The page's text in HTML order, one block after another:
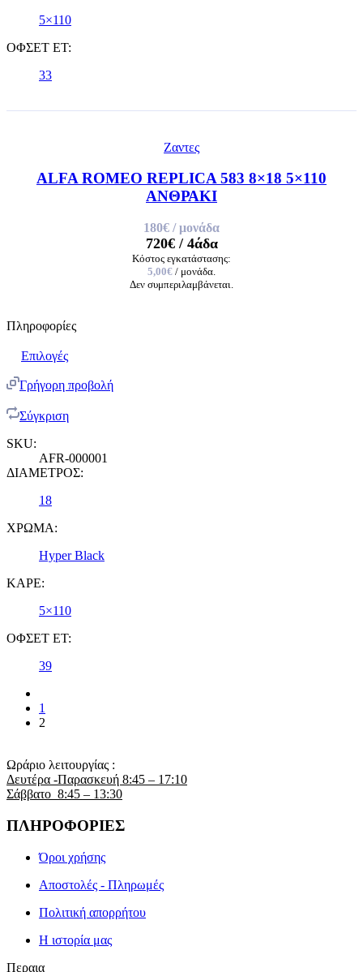
5×110
ΟΦΣΕΤ ET:
33
Ζαντες
ALFA ROMEO REPLICA 583 8×18 5×110
ΑΝΘΡΑΚΙ
180€ / μονάδα
720€/ 4άδα
Κόστος εγκατάστασης:
5,00€ / μονάδα.
Δεν συμπεριλαμβάνεται.
Πληροφορίες
Επιλογές
Γρήγορη προβολή
Σύγκριση
SKU:
AFR-000001
ΔΙΑΜΕΤΡΟΣ:
18
ΧΡΩΜΑ:
Hyper Black
ΚΑΡΕ:
5×110
ΟΦΣΕΤ ET:
39
1
2
Ωράριο λειτουργίας :
Δευτέρα -Παρασκευή 8:45 – 17:10
Σάββατο 8:45 – 13:30
ΠΛΗΡΟΦΟΡΙΕΣ
Όροι χρήσης
Αποστολές - Πληρωμές
Πολιτική απορρήτου
Η ιστορία μας
Περαια